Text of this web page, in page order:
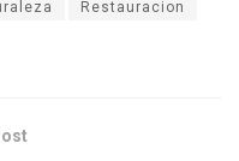
Restauracion